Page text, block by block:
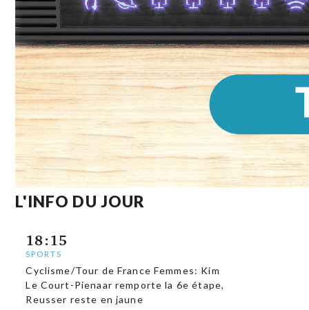
L'INFO DU JOUR
18:15
SPORTS
Cyclisme/Tour de France Femmes: Kim
Le Court-Pienaar remporte la 6e étape,
Reusser reste en jaune